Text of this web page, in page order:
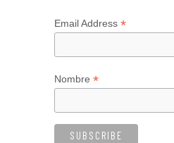
Email Address *
Nombre *